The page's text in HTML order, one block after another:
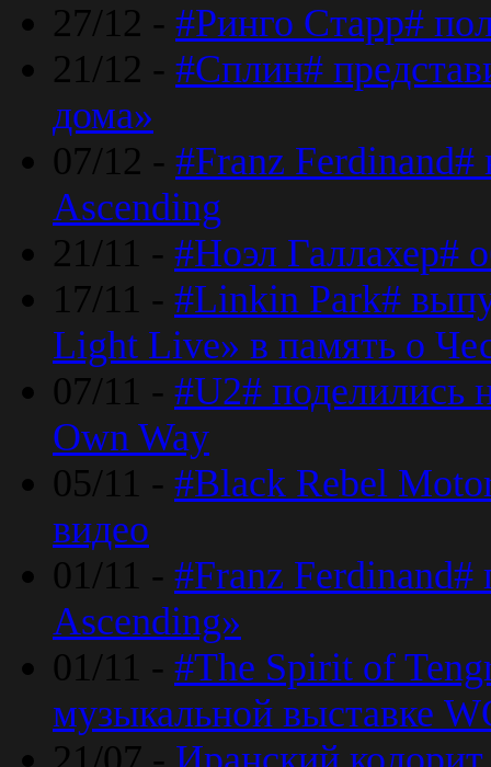
27/12 - #Ринго Старр#
21/12 - #Сплин#
дома»
07/12 - #Franz
Ascending
21/11 - #Ноэл Галлахер#
17/11 - #Linkin Park#
Light Live» в память о
07/11 - #U2#
Own Way
05/11 - #Black Rebel
видео
01/11 - #Franz Ferdinand#
Ascending»
01/11 - #The Spirit of
музыкальной выставке